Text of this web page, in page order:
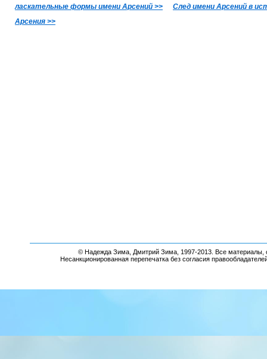
ласкательные формы имени Арсений >>
След имени Арсений в
Арсения >>
© Надежда Зима, Дмитрий Зима, 1997-2013. Все материалы,
Несанкционированная перепечатка без согласия